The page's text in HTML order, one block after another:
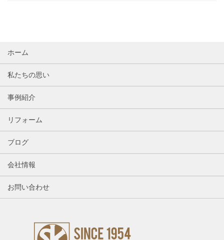
ホーム
私たちの思い
事例紹介
リフォーム
ブログ
会社情報
お問い合わせ